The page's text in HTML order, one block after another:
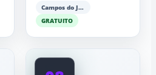
Campos do Jordão
GRATUITO